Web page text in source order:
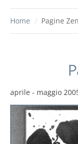
Home / Pagine Zen
aprile - maggio